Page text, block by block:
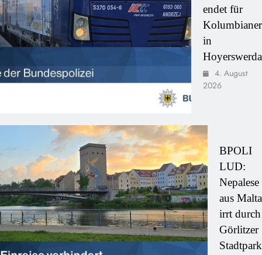
endet für
Kolumbianer
in
Hoyerswerda
4. August
2026
BPOLI
LUD:
Nepalese
aus Malta
irrt durch
Görlitzer
Stadtpark